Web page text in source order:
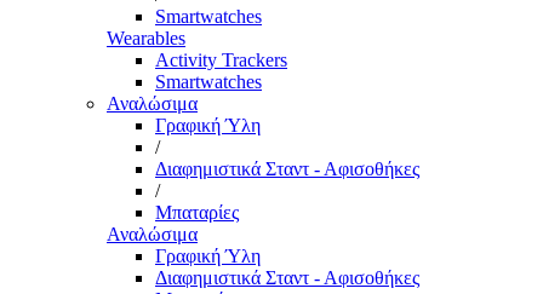
Smartwatches
Wearables
Activity Trackers
Smartwatches
Αναλώσιμα
Γραφική Ύλη
/
Διαφημιστικά Σταντ - Αφισοθήκες
/
Μπαταρίες
Αναλώσιμα
Γραφική Ύλη
Διαφημιστικά Σταντ - Αφισοθήκες